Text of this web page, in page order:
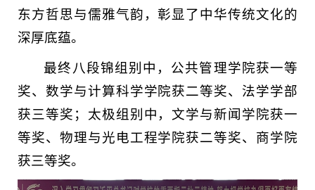
东方哲思与儒雅气韵，彰显了中华传统文化的
深厚底蕴。
最终八段锦组别中，公共管理学院获一等
奖、数学与计算科学学院获二等奖、法学学部
获三等奖；太极组别中，文学与新闻学院获一
等奖、物理与光电工程学院获二等奖、商学院
获三等奖。